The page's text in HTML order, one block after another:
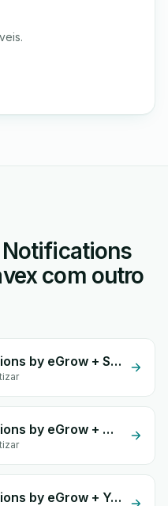
Notifications
com outro
Email Notifications by eGrow + Storeino
Email Notifications by eGrow + WooCommerce
Email Notifications by eGrow + YouCan